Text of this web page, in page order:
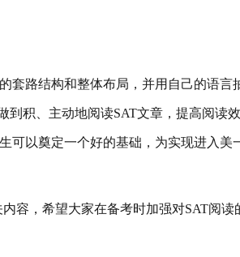
套路结构和整体布局，并用自己的语言
积、主动地阅读SAT文章，提高阅读
可以奠定一个好的基础，为实现进入美
容，希望大家在备考时加强对SAT阅读